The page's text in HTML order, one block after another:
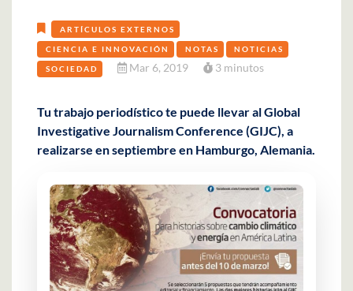
ARTÍCULOS EXTERNOS
CIENCIA E INNOVACIÓN NOTAS NOTICIAS
SOCIEDAD Mar 6, 2019 3 minutos
Tu trabajo periodístico te puede llevar al Global
Investigative Journalism Conference (GIJC), a
realizarse en septiembre en Hamburgo, Alemania.